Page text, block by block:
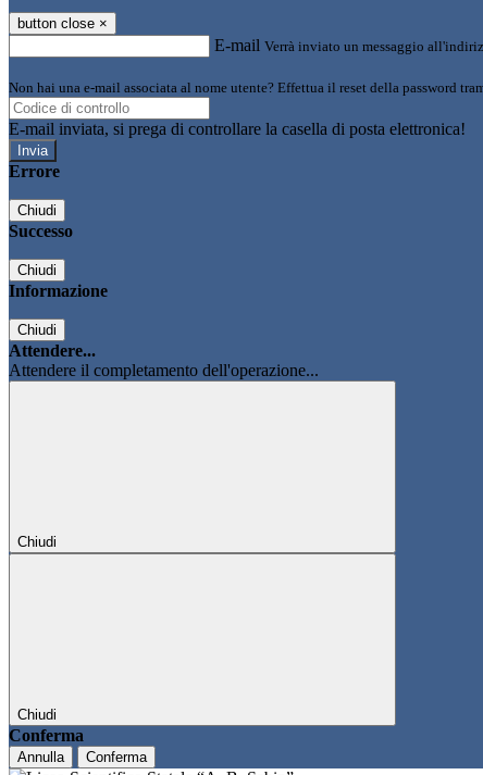
button close ×
E-mail Verrà inviato un messaggio
Non hai una e-mail associata al nome utente? Effettua il reset della password
E-mail inviata, si prega di controllare la casella di posta elettronica!
Errore
Chiudi
Successo
Chiudi
Informazione
Chiudi
Attendere...
Attendere il completamento dell'operazione...
Chiudi
Chiudi
Conferma
Annulla Conferma